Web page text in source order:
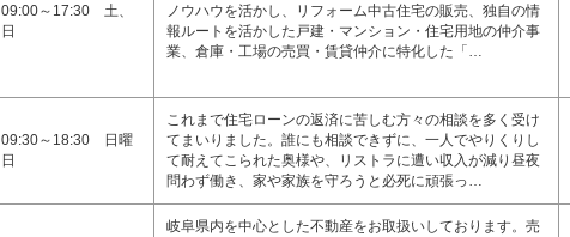
09:00～17:30 土、
日
ノウハウを活かし、リフォーム中古住宅の販売、独自の情
報ルートを活かした戸建・マンション・住宅用地の仲介事
業、倉庫・工場の売買・賃貸仲介に特化した「…
09:30～18:30 日曜
日
これまで住宅ローンの返済に苦しむ方々の相談を多く受け
てまいりました。誰にも相談できずに、一人でやりくりし
て耐えてこられた奥様や、リストラに遭い収入が減り昼夜
問わず働き、家や家族を守ろうと必死に頑張っ…
岐阜県内を中心とした不動産をお取扱いしております。売